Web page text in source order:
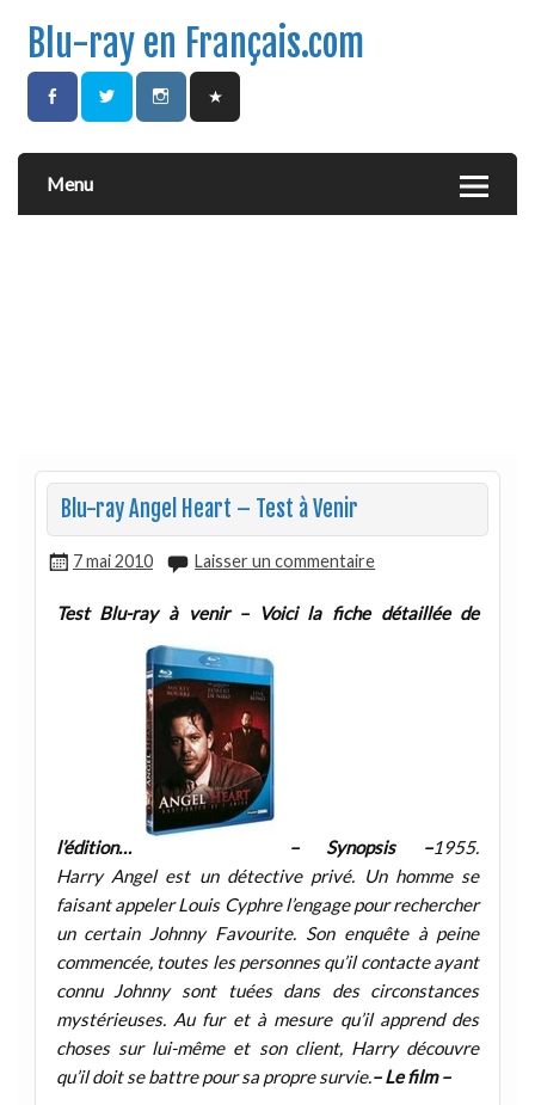
Blu-ray en Français.com
Menu
Blu-ray Angel Heart – Test à Venir
7 mai 2010 Laisser un commentaire
Test Blu-ray à venir – Voici la fiche détaillée de
l’édition… – Synopsis –1955.
Harry Angel est un détective privé. Un homme se
faisant appeler Louis Cyphre l’engage pour rechercher
un certain Johnny Favourite. Son enquête à peine
commencée, toutes les personnes qu’il contacte ayant
connu Johnny sont tuées dans des circonstances
mystérieuses. Au fur et à mesure qu’il apprend des
choses sur lui-même et son client, Harry découvre
qu’il doit se battre pour sa propre survie.– Le film –